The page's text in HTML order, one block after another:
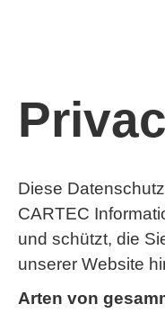
Diese
CARTEC
und schützt, die
unserer Website
Arten von